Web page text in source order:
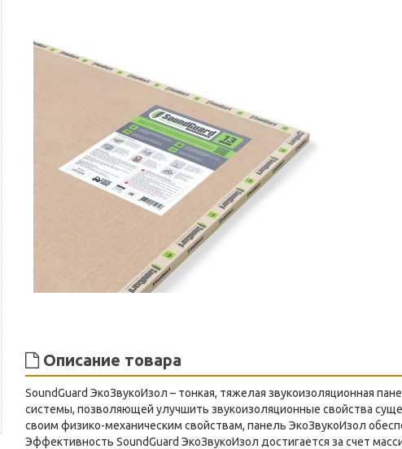
Описание товара
SoundGuard ЭкоЗвукоИзол – тонкая, тяжелая звукоизоляционная
системы, позволяющей улучшить звукоизоляционные свойства
своим физико-механическим свойствам, панель ЭкоЗвукоИзол
Эффективность SoundGuard ЭкоЗвукоИзол достигается за счет